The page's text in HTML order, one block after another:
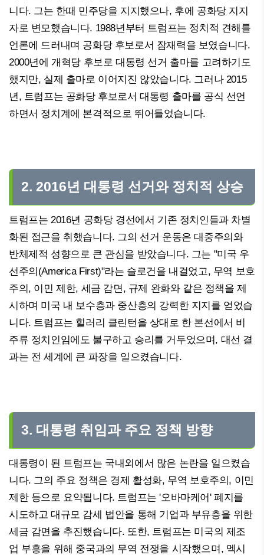
니다. 그는 한때 민주당을 지지했으나, 후에 공화당 지지
자로 변모했습니다. 1988년부터 트럼프는 정치적 견해를
언론에 드러내며 공화당 후보로서 잠재력을 보였습니다.
2000년에 개혁당 후보로 대통령 선거 출마를 고려하기도
했지만, 실제 출마로 이어지진 않았습니다. 그러나 2015
년, 트럼프는 공화당 후보로서 대통령 출마를 공식 선언
하면서 정치계에 본격적으로 뛰어들었습니다.
2. 2016년 대통령 선거와 정치적 상승
트럼프는 2016년 공화당 경선에서 기존 정치인들과 차별
화된 접근을 취했습니다. 그의 선거 운동은 대중주의와
반체제적 성향으로 큰 관심을 받았습니다. 그는 "미국 우
선주의(America First)"라는 슬로건을 내걸었고, 무역 보호
주의, 이민 제한, 세금 감면, 규제 완화와 같은 정책을 제
시하며 미국 내 보수층과 중산층의 강력한 지지를 얻었습
니다. 트럼프는 힐러리 클린턴을 상대로 한 본선에서 비
주류 정치인임에도 불구하고 승리를 거두었으며, 대선 결
과는 전 세계에 큰 파장을 일으켰습니다.
3. 대통령 취임과 주요 정책 방향
대통령이 된 트럼프는 국내외에서 많은 논란을 일으켰습
니다. 그의 주요 정책은 경제 활성화, 무역 보호주의, 이민
제한 등으로 요약됩니다. 트럼프는 '오바마케어' 폐지를
시도하고 대규모 감세 법안을 통해 기업과 부유층을 위한
세금 감면을 추진했습니다. 또한, 트럼프는 미국의 제조
업 부흥을 위해 중국과의 무역 전쟁을 시작했으며, 멕시